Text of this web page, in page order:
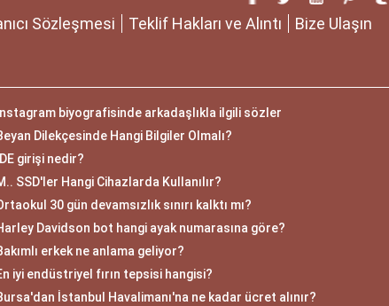
Sözleşmesi Teklif Hakları ve Alıntı Bize Ulaşın
Instagram biyografisinde arkadaşlıkla ilgili sözler
Dilekçesinde Hangi Bilgiler Olmalı?
IDE girişi nedir?
SSD'ler Hangi Cihazlarda Kullanılır?
30 gün devamsızlık sınırı kalktı mı?
Davidson bot hangi ayak numarasına göre?
erkek ne anlama geliyor?
iyi endüstriyel fırın tepsisi hangisi?
İstanbul Havalimanı'na ne kadar ücret alınır?